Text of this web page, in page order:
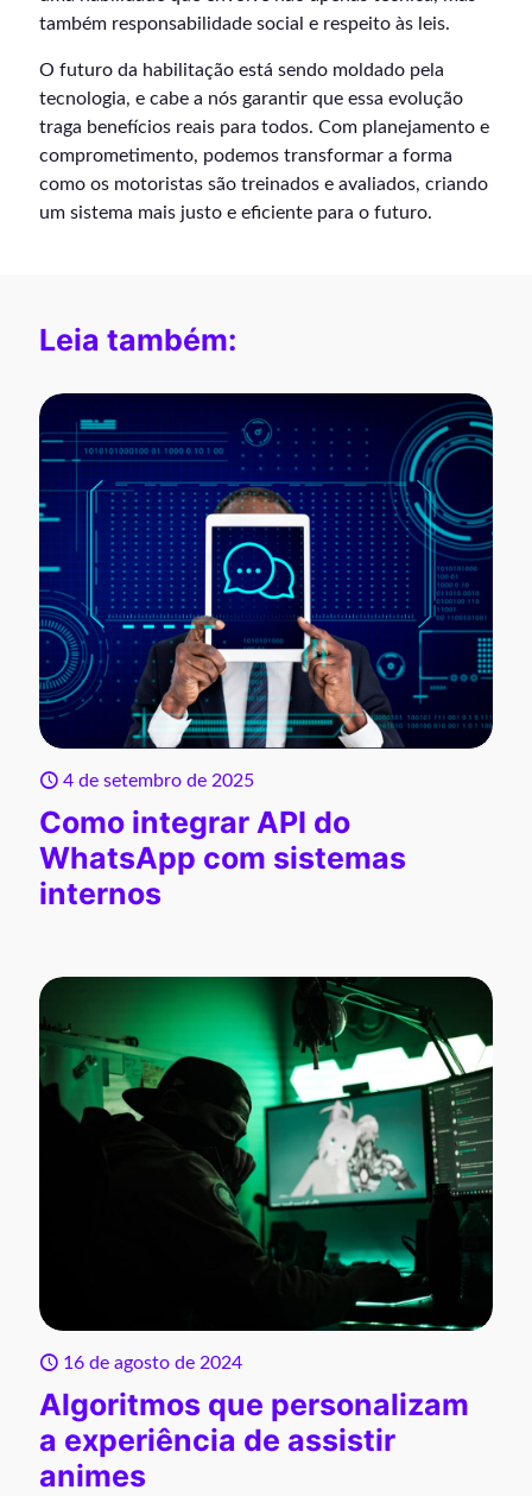
também responsabilidade social e respeito às leis.
O futuro da habilitação está sendo moldado pela
tecnologia, e cabe a nós garantir que essa evolução
traga benefícios reais para todos. Com planejamento e
comprometimento, podemos transformar a forma
como os motoristas são treinados e avaliados, criando
um sistema mais justo e eficiente para o futuro.
Leia também:
4 de setembro de 2025
Como integrar API do
WhatsApp com sistemas
internos
16 de agosto de 2024
Algoritmos que personalizam
a experiência de assistir
animes